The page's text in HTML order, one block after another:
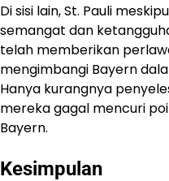
Di sisi lain, St. Pauli
semangat dan
telah memberikan
mengimbangi Bayern
Hanya kurangnya
mereka gagal mencuri
Bayern.
Kesimpulan